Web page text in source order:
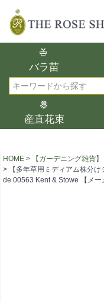
バラ苗
産直花束
在庫
在庫ありのみ表示
検索
複数
選択
結果
タイ
択し
HOME 【ガーデニング雑貨】
【多年草用ミディアム株分
de 00563 Kent & Stowe 【メー